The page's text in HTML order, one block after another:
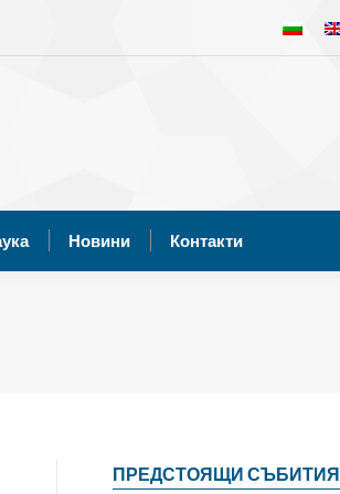
Новини Контакти
ПРЕДСТОЯЩИ СЪБИТИЯ
Новини